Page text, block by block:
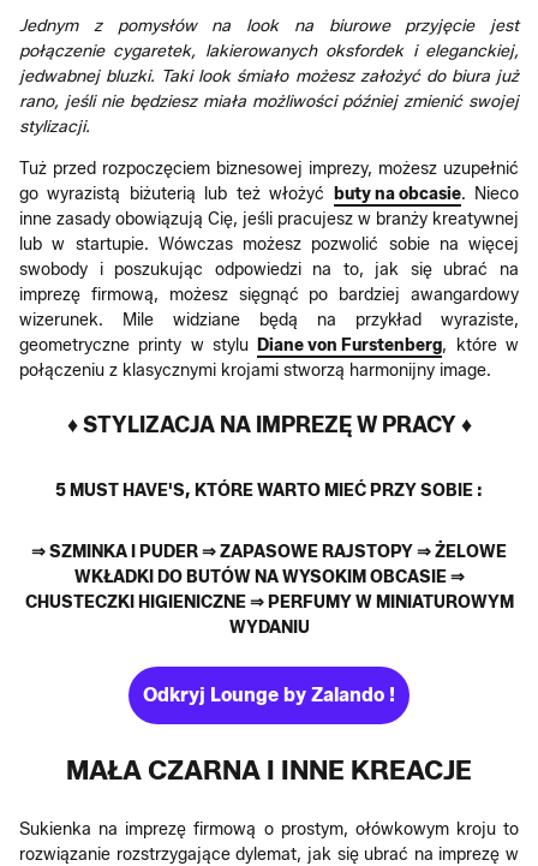
Jednym z pomysłów na look na biurowe przyjęcie jest
połączenie cygaretek, lakierowanych oksfordek i eleganckiej,
jedwabnej bluzki. Taki look śmiało możesz założyć do biura już
rano, jeśli nie będziesz miała możliwości później zmienić swojej
stylizacji.
Tuż przed rozpoczęciem biznesowej imprezy, możesz uzupełnić
go wyrazistą biżuterią lub też włożyć
buty na obcasie. Nieco
inne zasady obowiązują Cię, jeśli pracujesz w branży kreatywnej
lub w startupie. Wówczas możesz pozwolić sobie na więcej
swobody i poszukując odpowiedzi na to, jak się ubrać na
imprezę firmową, możesz sięgnąć po bardziej awangardowy
wizerunek. Mile widziane będą na przykład wyraziste,
geometryczne printy w stylu Diane von Furstenberg, które w
połączeniu z klasycznymi krojami stworzą harmonijny image.
♦ STYLIZACJA NA IMPREZĘ W PRACY ♦
5 MUST HAVE'S, KTÓRE WARTO MIEĆ PRZY SOBIE :
⇒ SZMINKA I PUDER ⇒ ZAPASOWE RAJSTOPY ⇒ ŻELOWE
WKŁADKI DO BUTÓW NA WYSOKIM OBCASIE ⇒
CHUSTECZKI HIGIENICZNE ⇒ PERFUMY W MINIATUROWYM
WYDANIU
Odkryj Lounge by Zalando !
MAŁA CZARNA I INNE KREACJE
Sukienka na imprezę firmową o prostym, ołówkowym kroju to
rozwiązanie rozstrzygające dylemat, jak się ubrać na imprezę w